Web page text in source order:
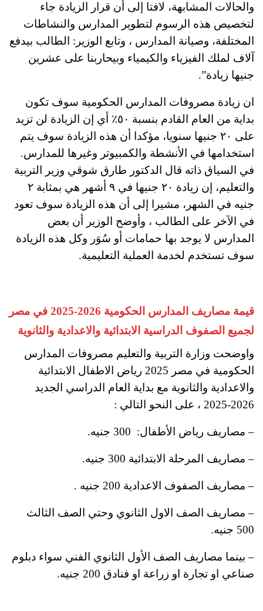
والحالات المشابهة، لافتا إلى أن قرار الزيادة جاء
لتخصيص هذه الرسوم لتطوير المدارس والنشاطات
المختلفة، وصيانة المدارس ، وتابع الوزير: الطالب بيدفع
آلاف لملك الفيزياء والكيمياء وبيحاربنا على عشرين
جنيها زيادة”.
ان زيادة مصروفات المدارس الحكومية سوف تكون
بداية من العام القادم بنسبة ٥٠٪؜ أي إن الزيادة لن تزيد
على ٢٠ جنيها سنويا، مؤكدا أن هذه الزيادة سوف يتم
استخدامها في الأنشطة والكمبيوتر وغيرها للمدارس.
في السياق ذاته قال الدكتور طارق شوقي وزير التربية
والتعليم، إن زيادة ٢٠ جنيها في ٩ أشهر هي بمثابة ٢
جنيه في الشهر، مشيرا إلى أن هذه الزيادة سوف تعود
في الآخر على الطالب ، وأوضح الوزير أن بعض
المدارس لا يوجد بها حمامات أو سُوَر وكل هذه الزيادة
سوف تستخدم لخدمة العملية التعليمية.
قيمة مصاريف المدارس الحكومية 2026-2025 في مصر
لجميع الصفوف الدراسية الابتدائية والاعدادية والثانوية
واوضحت وزارة التربية والتعليم مصروفات المدارس
الحكومية في مصر 2025 رياض الاطفال الابتدائية
والاعدادية والثانوية مع بداية العام الدراسي الجديد
2026-2025 ، على النحو التالي :
– مصاريف رياض الأطفال: 300 جنيه.
– مصاريف المرحلة الابتدائية 300 جنيه .
– مصاريف الصفوف الاعدادية 200 جنيه .
– مصاريف الصف الاول الثانوي وحتي الصف الثالث
500 جنيه
.
– بينما مصاريف الصف الأول الثانوي الفني سواء دبلوم
صناعي او تجارة او زراعة او فنادق 200 جنيه.